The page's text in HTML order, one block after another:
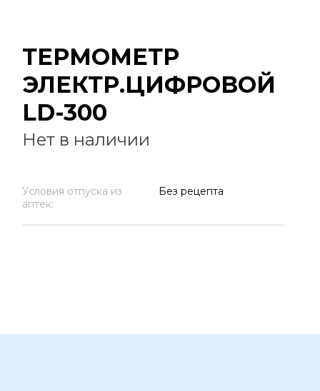
ТЕРМОМЕТР
ЭЛЕКТР.ЦИФРОВОЙ
LD-300
Нет в наличии
Условия отпуска из
аптек:
Без рецепта